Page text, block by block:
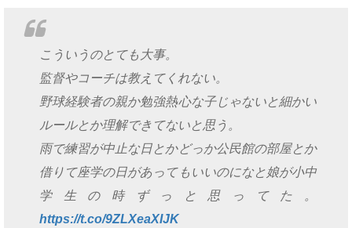
こういうのとても大事。
監督やコーチは教えてくれない。
野球経験者の親か勉強熱心な子じゃないと細かい
ルールとか理解できてないと思う。
雨で練習が中止な日とかどっか公民館の部屋とか
借りて座学の日があってもいいのになと娘が小中
学生の時ずっと思ってた。
https://t.co/9ZLXeaXIJK